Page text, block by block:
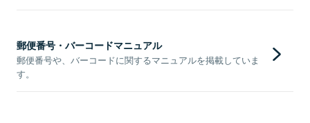
郵便番号・バーコードマニュアル
郵便番号や、バーコードに関するマニュアルを掲載していま
す。